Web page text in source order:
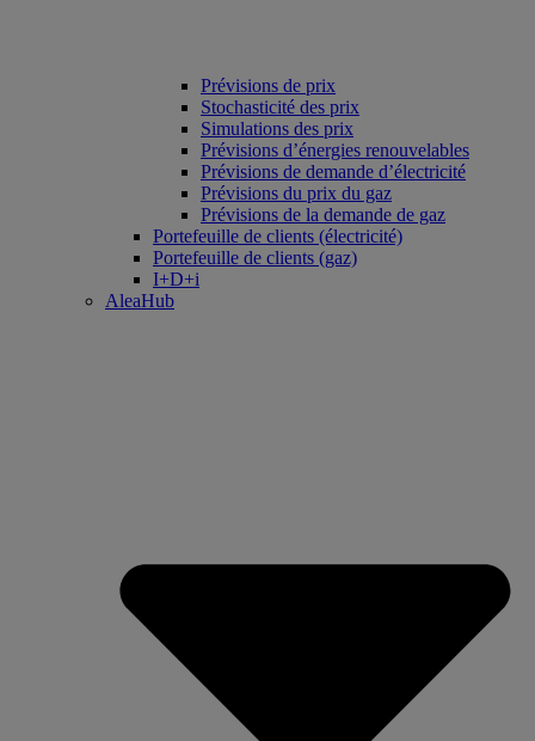
Prévisions de prix
Stochasticité des prix
Simulations des prix
Prévisions d’énergies renouvelables
Prévisions de demande d’électricité
Prévisions du prix du gaz
Prévisions de la demande de gaz
Portefeuille de clients (électricité)
Portefeuille de clients (gaz)
I+D+i
AleaHub